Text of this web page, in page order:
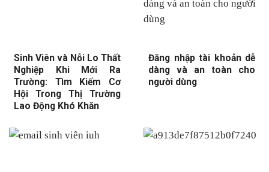
Sinh Viên và Nỗi Lo Thất
Nghiệp Khi Mới Ra
Trường: Tìm Kiếm Cơ
Hội Trong Thị Trường
Lao Động Khó Khăn
Đăng nhập tài khoản dễ
dàng và an toàn cho
người dùng